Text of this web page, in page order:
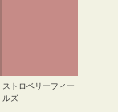
ストロベリーフィー
ルズ